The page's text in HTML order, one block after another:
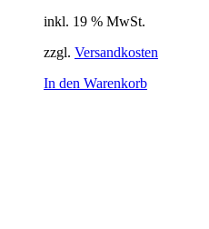
inkl. 19 % MwSt.
zzgl. Versandkosten
In den Warenkorb